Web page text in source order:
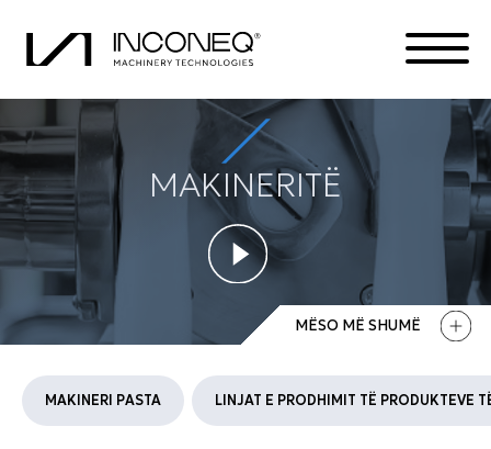
MAKINERITË
MËSO MË SHUMË
MAKINERI PASTA LINJAT E PRODHIMIT TË PRODUKTEVE
PRODUKTET
KOMPANIA
ZGJIDHJE TË INTEGRUARA
TË GJITHA GJËRAT INCONEQ